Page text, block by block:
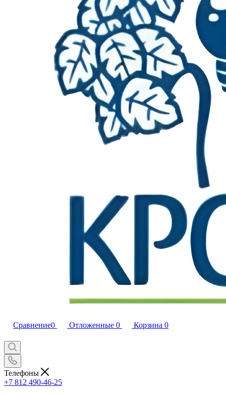
Сравнение0 Отложенные 0 Корзина 0
Телефоны
+7 812 490-46-25